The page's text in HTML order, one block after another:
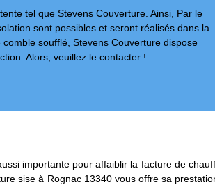
tel que Stevens Couverture. Ainsi, Par le
sont possibles et seront réalisés dans la
soufflé, Stevens Couverture dispose
Alors, veuillez le contacter !
importante pour affaiblir la facture de
sise à Rognac 13340 vous offre sa